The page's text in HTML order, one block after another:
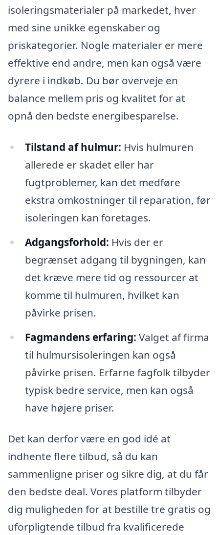
isoleringsmaterialer på markedet, hver
med sine unikke egenskaber og
priskategorier. Nogle materialer er mere
effektive end andre, men kan også være
dyrere i indkøb. Du bør overveje en
balance mellem pris og kvalitet for at
opnå den bedste energibesparelse.
Tilstand af hulmur: Hvis hulmuren
allerede er skadet eller har
fugtproblemer, kan det medføre
ekstra omkostninger til reparation, før
isoleringen kan foretages.
Adgangsforhold: Hvis der er
begrænset adgang til bygningen, kan
det kræve mere tid og ressourcer at
komme til hulmuren, hvilket kan
påvirke prisen.
Fagmandens erfaring: Valget af firma
til hulmursisoleringen kan også
påvirke prisen. Erfarne fagfolk tilbyder
typisk bedre service, men kan også
have højere priser.
Det kan derfor være en god idé at
indhente flere tilbud, så du kan
sammenligne priser og sikre dig, at du får
den bedste deal. Vores platform tilbyder
dig muligheden for at bestille tre gratis og
uforpligtende tilbud fra kvalificerede